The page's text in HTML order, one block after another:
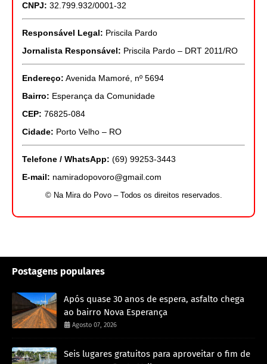
CNPJ: 32.799.932/0001-32
Responsável Legal: Priscila Pardo
Jornalista Responsável: Priscila Pardo – DRT 2011/RO
Endereço: Avenida Mamoré, nº 5694
Bairro: Esperança da Comunidade
CEP: 76825-084
Cidade: Porto Velho – RO
Telefone / WhatsApp: (69) 99253-3443
E-mail: namiradopovoro@gmail.com
© Na Mira do Povo – Todos os direitos reservados.
Postagens populares
Após quase 30 anos de espera, asfalto chega
ao bairro Nova Esperança
Agosto 07, 2026
Seis lugares gratuitos para aproveitar o fim de